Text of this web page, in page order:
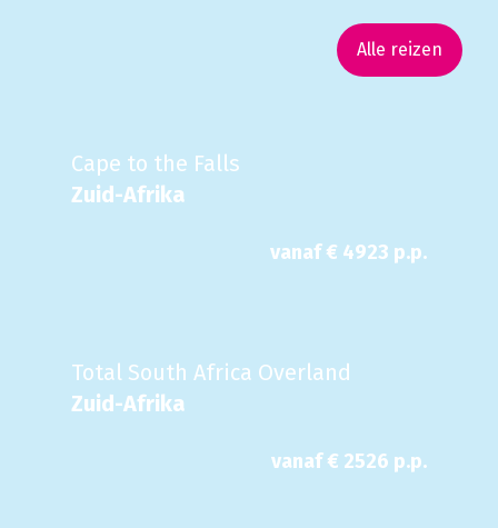
Alle reizen
Cape to the Falls
Zuid-Afrika
vanaf € 4923 p.p.
Total South Africa Overland
Zuid-Afrika
vanaf € 2526 p.p.